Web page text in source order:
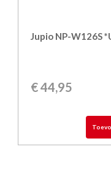
Jupio NP-W126S
€44,95